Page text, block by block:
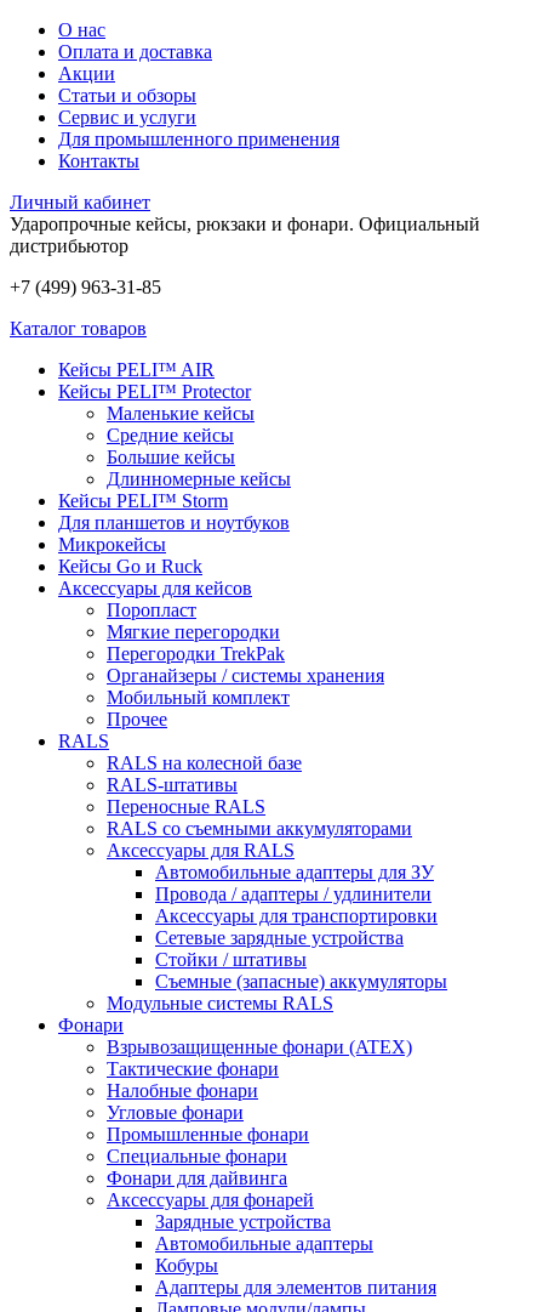
О нас
Оплата и доставка
Акции
Статьи и обзоры
Сервис и услуги
Для промышленного применения
Контакты
Личный кабинет
Ударопрочные кейсы, рюкзаки и фонари. Официальный
дистрибьютор
+7 (499) 963-31-85
Каталог товаров
Кейсы PELI™ AIR
Кейсы PELI™ Protector
Маленькие кейсы
Средние кейсы
Большие кейсы
Длинномерные кейсы
Кейсы PELI™ Storm
Для планшетов и ноутбуков
Микрокейсы
Кейсы Go и Ruck
Аксессуары для кейсов
Поропласт
Мягкие перегородки
Перегородки TrekPak
Органайзеры / системы хранения
Мобильный комплект
Прочее
RALS
RALS на колесной базе
RALS-штативы
Переносные RALS
RALS со съемными аккумуляторами
Аксессуары для RALS
Автомобильные адаптеры для ЗУ
Провода / адаптеры / удлинители
Аксессуары для транспортировки
Сетевые зарядные устройства
Стойки / штативы
Съемные (запасные) аккумуляторы
Модульные системы RALS
Фонари
Взрывозащищенные фонари (ATEX)
Тактические фонари
Налобные фонари
Угловые фонари
Промышленные фонари
Специальные фонари
Фонари для дайвинга
Аксессуары для фонарей
Зарядные устройства
Автомобильные адаптеры
Кобуры
Адаптеры для элементов питания